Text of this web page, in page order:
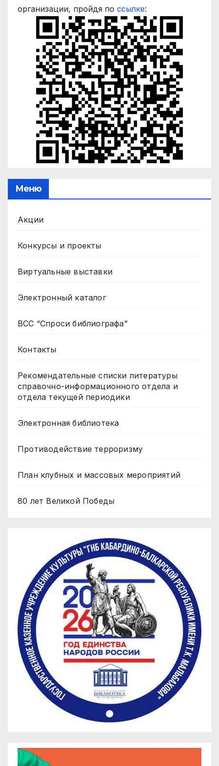
организации, пройдя по ссылке:
Меню
Акции
Конкурсы и проекты
Виртуальные выставки
Электронный каталог
ВСС “Спроси библиографа”
Контакты
Рекомендательные списки литературы
справочно-информационного отдела и
отдела текущей периодики
Электронная библиотека
Противодействие терроризму
План клубных и массовых мероприятий
80 лет Великой Победы